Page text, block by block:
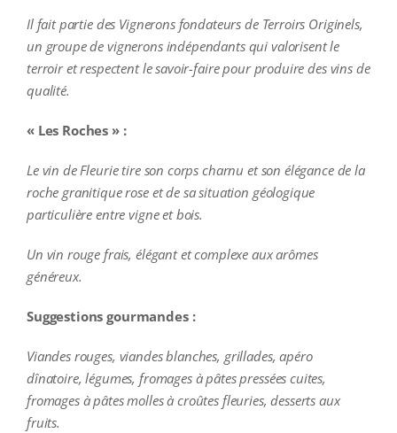
Il fait partie des Vignerons fondateurs de Terroirs Originels,
un groupe de vignerons indépendants qui valorisent le
terroir et respectent le savoir-faire pour produire des vins de
qualité.
« Les Roches » :
Le vin de Fleurie tire son corps charnu et son élégance de la
roche granitique rose et de sa situation géologique
particulière entre vigne et bois.
Un vin rouge frais, élégant et complexe aux arômes
généreux.
Suggestions gourmandes :
Viandes rouges, viandes blanches, grillades, apéro
dînatoire, légumes, fromages à pâtes pressées cuites,
fromages à pâtes molles à croûtes fleuries, desserts aux
fruits.